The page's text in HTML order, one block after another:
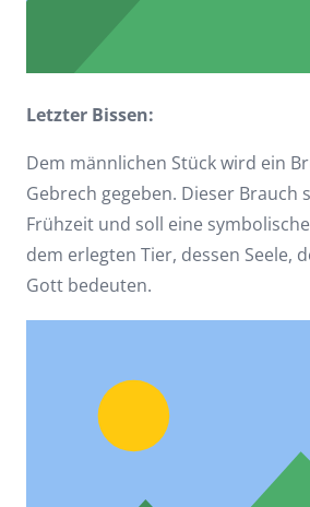
Letzter Bissen:
Dem männlichen Stück wird ein
Gebrech gegeben. Dieser Brauch
Frühzeit und soll eine
dem erlegten Tier, dessen Seele,
Gott bedeuten.